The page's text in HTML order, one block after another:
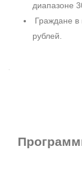
диапазоне
Граждане
рублей.